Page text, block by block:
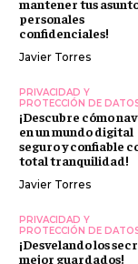
mantener tus
personales
confidenciales!
Javier Torres
PRIVACIDAD Y
PROTECCIÓN DE
¡Descubre cómo
en un mundo digital
seguro y confiable
total tranquilidad!
Javier Torres
PRIVACIDAD Y
PROTECCIÓN DE
¡Desvelando los
mejor guardados!